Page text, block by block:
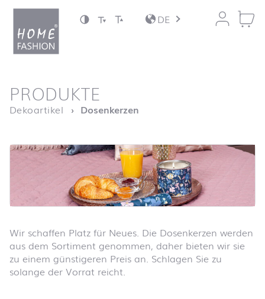
Zum Inhalt springen
DE
Startseite
PRODUKTE
Dekoartikel Dosenkerzen
Wir schaffen Platz für Neues. Die Dosenkerzen werden
aus dem Sortiment genommen, daher bieten wir sie
zu einem günstigeren Preis an. Schlagen Sie zu
solange der Vorrat reicht.